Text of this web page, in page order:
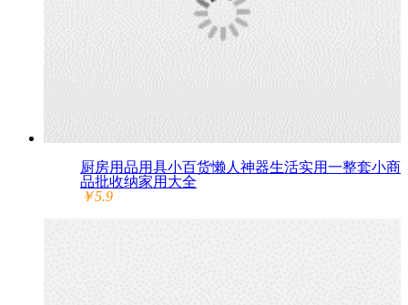
厨房用品用具小百货懒人神器生活实用一整套小商
品批收纳家用大全
￥5.9